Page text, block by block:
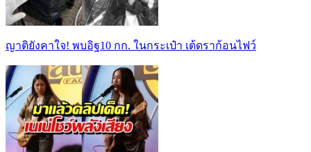
ญาติยังคาใจ! พบอิฐ10 กก. ในกระเป๋า เต้ดราก้อนไฟว์